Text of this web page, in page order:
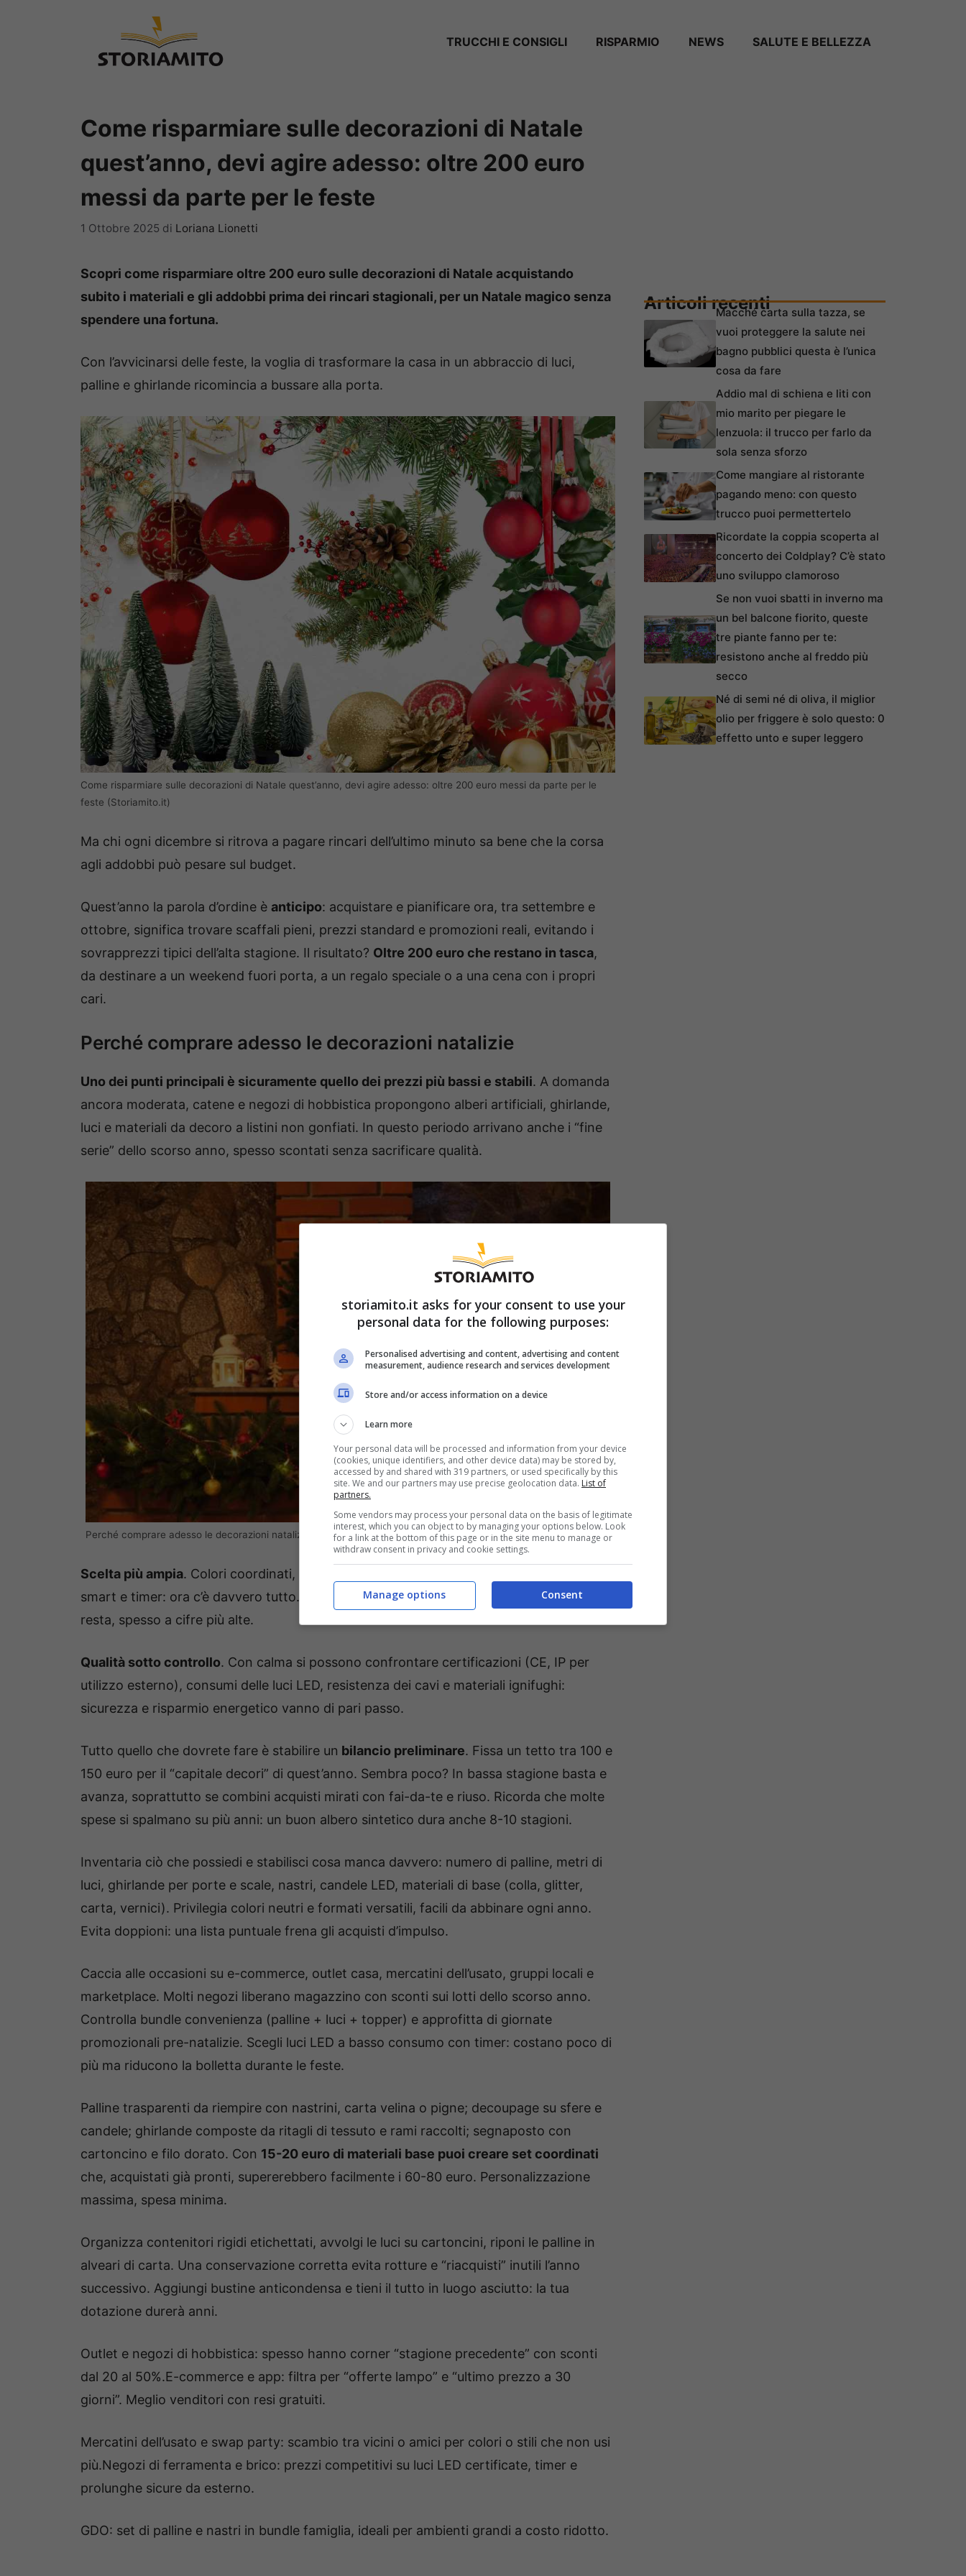
TRUCCHI E CONSIGLI RISPARMIO NEWS SALUTE E BELLEZZA
Come risparmiare sulle decorazioni di Natale
quest’anno, devi agire adesso: oltre 200 euro
messi da parte per le feste
1 Ottobre 2025 di Loriana Lionetti
Scopri come risparmiare oltre 200 euro sulle decorazioni di Natale acquistando
subito i materiali e gli addobbi prima dei rincari stagionali, per un Natale magico senza
spendere una fortuna.
Con l’avvicinarsi delle feste, la voglia di trasformare la casa in un abbraccio di luci,
palline e ghirlande ricomincia a bussare alla porta.
Come risparmiare sulle decorazioni di Natale quest’anno, devi agire adesso: oltre 200 euro messi da parte per le
feste (Storiamito.it)
Ma chi ogni dicembre si ritrova a pagare rincari dell’ultimo minuto sa bene che la corsa
agli addobbi può pesare sul budget.
Quest’anno la parola d’ordine è anticipo: acquistare e pianificare ora, tra settembre e
ottobre, significa trovare scaffali pieni, prezzi standard e promozioni reali, evitando i
sovrapprezzi tipici dell’alta stagione. Il risultato? Oltre 200 euro che restano in tasca,
da destinare a un weekend fuori porta, a un regalo speciale o a una cena con i propri
cari.
Perché comprare adesso le decorazioni natalizie
Uno dei punti principali è sicuramente quello dei prezzi più bassi e stabili. A domanda
ancora moderata, catene e negozi di hobbistica propongono alberi artificiali, ghirlande,
luci e materiali da decoro a listini non gonfiati. In questo periodo arrivano anche i “fine
serie” dello scorso anno, spesso scontati senza sacrificare qualità.
Perché comprare adesso le decorazioni natalizie (Storiamito.it)
Scelta più ampia. Colori coordinati, misure diverse di alberi, fili luminosi con funzioni
smart e timer: ora c’è davvero tutto. Aspettare novembre significa accettare quello che
resta, spesso a cifre più alte.
Qualità sotto controllo. Con calma si possono confrontare certificazioni (CE, IP per
utilizzo esterno), consumi delle luci LED, resistenza dei cavi e materiali ignifughi:
sicurezza e risparmio energetico vanno di pari passo.
Tutto quello che dovrete fare è stabilire un bilancio preliminare. Fissa un tetto tra 100 e
150 euro per il “capitale decori” di quest’anno. Sembra poco? In bassa stagione basta e
avanza, soprattutto se combini acquisti mirati con fai-da-te e riuso. Ricorda che molte
spese si spalmano su più anni: un buon albero sintetico dura anche 8-10 stagioni.
Inventaria ciò che possiedi e stabilisci cosa manca davvero: numero di palline, metri di
luci, ghirlande per porte e scale, nastri, candele LED, materiali di base (colla, glitter,
carta, vernici). Privilegia colori neutri e formati versatili, facili da abbinare ogni anno.
Evita doppioni: una lista puntuale frena gli acquisti d’impulso.
Caccia alle occasioni su e-commerce, outlet casa, mercatini dell’usato, gruppi locali e
marketplace. Molti negozi liberano magazzino con sconti sui lotti dello scorso anno.
Controlla bundle convenienza (palline + luci + topper) e approfitta di giornate
promozionali pre-natalizie. Scegli luci LED a basso consumo con timer: costano poco di
più ma riducono la bolletta durante le feste.
Palline trasparenti da riempire con nastrini, carta velina o pigne; decoupage su sfere e
candele; ghirlande composte da ritagli di tessuto e rami raccolti; segnaposto con
cartoncino e filo dorato. Con 15-20 euro di materiali base puoi creare set coordinati
che, acquistati già pronti, supererebbero facilmente i 60-80 euro. Personalizzazione
massima, spesa minima.
Organizza contenitori rigidi etichettati, avvolgi le luci su cartoncini, riponi le palline in
alveari di carta. Una conservazione corretta evita rotture e “riacquisti” inutili l’anno
successivo. Aggiungi bustine anticondensa e tieni il tutto in luogo asciutto: la tua
dotazione durerà anni.
Outlet e negozi di hobbistica: spesso hanno corner “stagione precedente” con sconti
dal 20 al 50%.E-commerce e app: filtra per “offerte lampo” e “ultimo prezzo a 30
giorni”. Meglio venditori con resi gratuiti.
Mercatini dell’usato e swap party: scambio tra vicini o amici per colori o stili che non usi
più.Negozi di ferramenta e brico: prezzi competitivi su luci LED certificate, timer e
prolunghe sicure da esterno.
GDO: set di palline e nastri in bundle famiglia, ideali per ambienti grandi a costo ridotto.
Articoli recentiMacché carta sulla tazza, se
vuoi proteggere la salute nei
bagno pubblici questa è l’unica
cosa da fare
Addio mal di schiena e liti con
mio marito per piegare le
lenzuola: il trucco per farlo da
sola senza sforzo
Come mangiare al ristorante
pagando meno: con questo
trucco puoi permettertelo
Ricordate la coppia scoperta al
concerto dei Coldplay? C’è stato
uno sviluppo clamoroso
Se non vuoi sbatti in inverno ma
un bel balcone fiorito, queste
tre piante fanno per te:
resistono anche al freddo più
secco
Né di semi né di oliva, il miglior
olio per friggere è solo questo: 0
effetto unto e super leggero
storiamito.it asks for your consent to use your
personal data for the following purposes:
Personalised advertising and content, advertising and content
measurement, audience research and services development
Store and/or access information on a device
Learn more
Your personal data will be processed and information from your device
(cookies, unique identifiers, and other device data) may be stored by,
accessed by and shared with 319 partners, or used specifically by this
site. We and our partners may use precise geolocation data. List of
partners.
Some vendors may process your personal data on the basis of legitimate
interest, which you can object to by managing your options below. Look
for a link at the bottom of this page or in the site menu to manage or
withdraw consent in privacy and cookie settings.
Consent
Manage options